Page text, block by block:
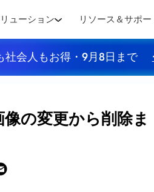
ューション リソース＆サポー
社会人もお得・9月8日まで
の変更から削除ま